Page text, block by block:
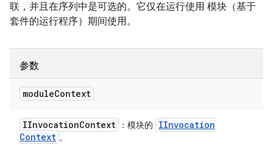
联，并且在序列中是可选的。它仅在运行使用 模块（基于
套件的运行程序）期间使用。
参数
moduleContext
IInvocationContext ：模块的
IInvocation
Context 。